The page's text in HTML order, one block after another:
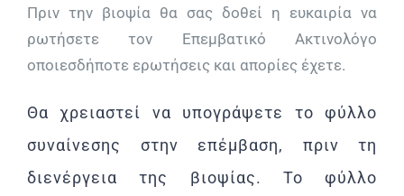
Πριν την βιοψία θα σας δοθεί η ευκαιρία να
ρωτήσετε τον Επεμβατικό Ακτινολόγο
οποιεσδήποτε ερωτήσεις και απορίες έχετε.
Θα χρειαστεί να υπογράψετε το φύλλο
συναίνεσης στην επέμβαση, πριν τη
διενέργεια της βιοψίας. Το φύλλο